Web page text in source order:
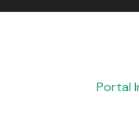
Portal